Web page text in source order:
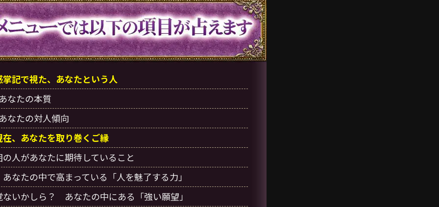
掌記で視た、あなたという人
なたの本質
なたの対人傾向
在、あなたを取り巻くご縁
の人があなたに期待していること
あなたの中で高まっている「人を魅了する力」
ないかしら？ あなたの中にある「強い願望」